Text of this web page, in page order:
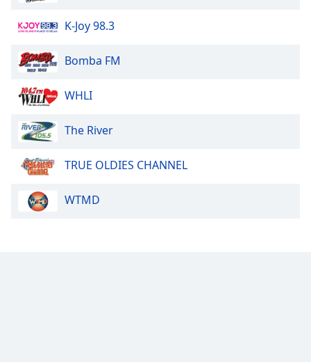
Color
Opacity
Background
Color
Opacity
K-Joy 98.3
Bomba FM
WHLI
The River
TRUE OLDIES CHANNEL
WTMD